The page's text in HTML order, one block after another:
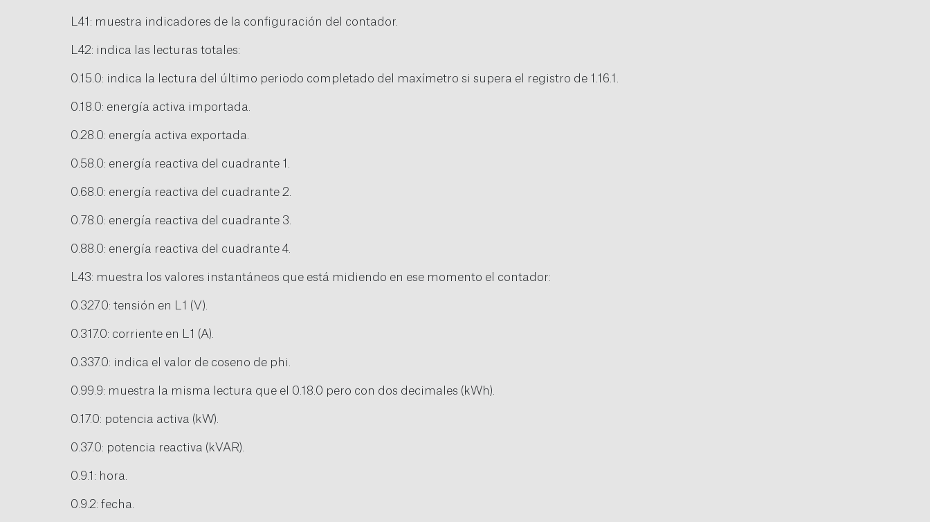
L41: muestra indicadores de la configuración del contador.
L42: indica las lecturas totales:
0.15.0: indica la lectura del último periodo completado del maxímetro si supera el registro de 1.16.1.
0.18.0: energía activa importada.
0.28.0: energía activa exportada.
0.58.0: energía reactiva del cuadrante 1.
0.68.0: energía reactiva del cuadrante 2.
0.78.0: energía reactiva del cuadrante 3.
0.88.0: energía reactiva del cuadrante 4.
L43: muestra los valores instantáneos que está midiendo en ese momento el contador:
0.327.0: tensión en L1 (V).
0.317.0: corriente en L1 (A).
0.337.0: indica el valor de coseno de phi.
0.99.9: muestra la misma lectura que el 0.18.0 pero con dos decimales (kWh).
0.17.0: potencia activa (kW).
0.37.0: potencia reactiva (kVAR).
0.9.1: hora.
0.9.2: fecha.